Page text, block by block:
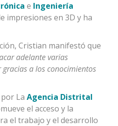
e Ingeniería
impresiones en 3D y ha
Cristian manifestó que
adelante varias
a los conocimientos
La Agencia Distrital
el acceso y la
el trabajo y el desarrollo